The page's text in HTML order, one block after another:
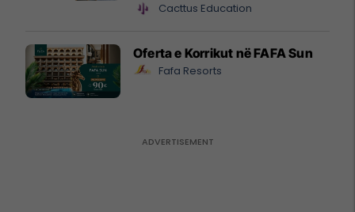
Cacttus Education
Oferta e Korrikut në FAFA Sun
Fafa Resorts